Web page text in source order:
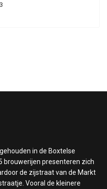
in de Boxtelse
brouwerijen presenteren zich
de zijstraat van de Markt
Vooral de kleinere